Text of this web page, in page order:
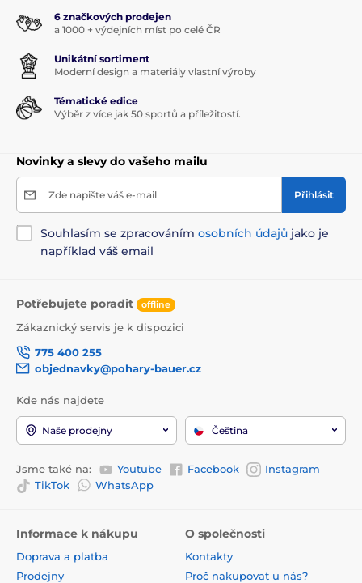
6 značkových prodejen
a 1000 + výdejních míst po celé ČR
Unikátní sortiment
Moderní design a materiály vlastní výroby
Tématické edice
Výběr z více jak 50 sportů a příležitostí.
Novinky a slevy do vašeho mailu
Zde napište váš e-mail Přihlásit
Souhlasím se zpracováním osobních údajů jako je
například váš email
Potřebujete poradit offline
Zákaznický servis je k dispozici
775 400 255
objednavky@pohary-bauer.cz
Kde nás najdete
Naše prodejny Čeština
Jsme také na: Youtube Facebook
Instagram
TikTok
WhatsApp
Informace k nákupu
Doprava a platba
Prodejny
O společnosti
Kontakty
Proč nakupovat u nás?